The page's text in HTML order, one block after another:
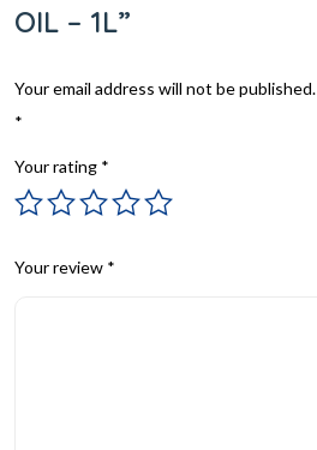
OIL – 1L”
Your email address will not be published.
*
Your rating *
Your review *